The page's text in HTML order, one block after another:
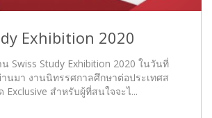
Exhibition 2020
Swiss Study Exhibition 2020 ในวันที่
นมา งานนิทรรศกาลศึกษาต่อประเทศส
สำหรับผู้ที่สนใจจะไ...